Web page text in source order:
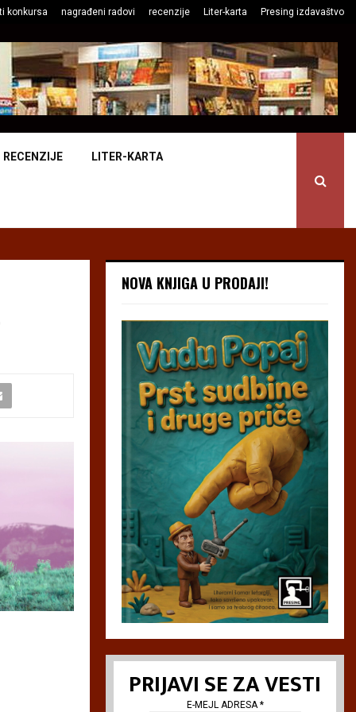
konkursa nagrađeni radovi recenzije Liter-karta Presing izdavaštvo
RECENZIJE LITER-KARTA
NOVA KNJIGA U PRODAJI!
PRIJAVI SE ZA VESTI
E-MEJL ADRESA*